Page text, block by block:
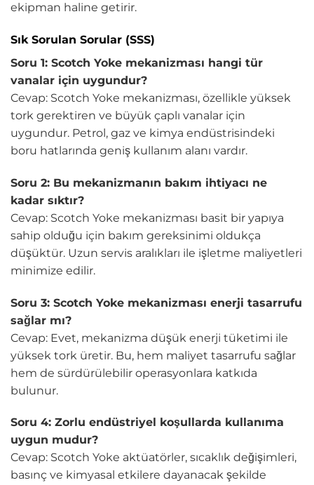
ekipman haline getirir.
Sık Sorulan Sorular (SSS)
Soru 1: Scotch Yoke mekanizması hangi tür
vanalar için uygundur?
Cevap: Scotch Yoke mekanizması, özellikle yüksek
tork gerektiren ve büyük çaplı vanalar için
uygundur. Petrol, gaz ve kimya endüstrisindeki
boru hatlarında geniş kullanım alanı vardır.
Soru 2: Bu mekanizmanın bakım ihtiyacı ne
kadar sıktır?
Cevap: Scotch Yoke mekanizması basit bir yapıya
sahip olduğu için bakım gereksinimi oldukça
düşüktür. Uzun servis aralıkları ile işletme maliyetleri
minimize edilir.
Soru 3: Scotch Yoke mekanizması enerji tasarrufu
sağlar mı?
Cevap: Evet, mekanizma düşük enerji tüketimi ile
yüksek tork üretir. Bu, hem maliyet tasarrufu sağlar
hem de sürdürülebilir operasyonlara katkıda
bulunur.
Soru 4: Zorlu endüstriyel koşullarda kullanıma
uygun mudur?
Cevap: Scotch Yoke aktüatörler, sıcaklık değişimleri,
basınç ve kimyasal etkilere dayanacak şekilde